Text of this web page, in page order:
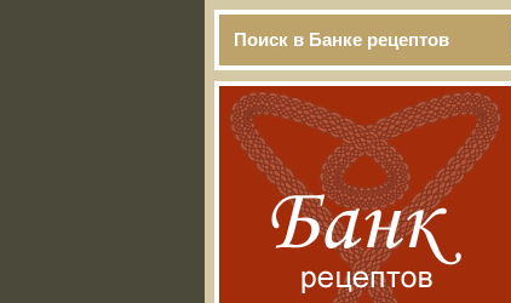
Поиск в Банке рецептов